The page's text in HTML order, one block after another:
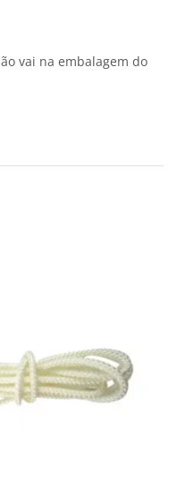
vai na embalagem do